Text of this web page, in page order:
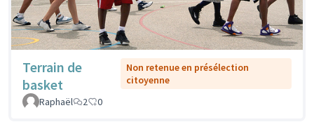
Terrain de
basket
Non retenue en présélection
citoyenne
Raphaël
2 0